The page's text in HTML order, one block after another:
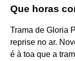
Que horas
Trama de Gloria
reprise no ar.
é à toa que a